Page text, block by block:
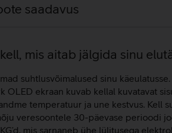
saadavus
mis aitab jälgida sinu
suhtlusvõimalused sinu
ekraan kuvab kellal kuvatavat
temperatuur ja une kestvus.
veresoontele 30-päevase perioodi
mis sarnaneb ühe lülitusega